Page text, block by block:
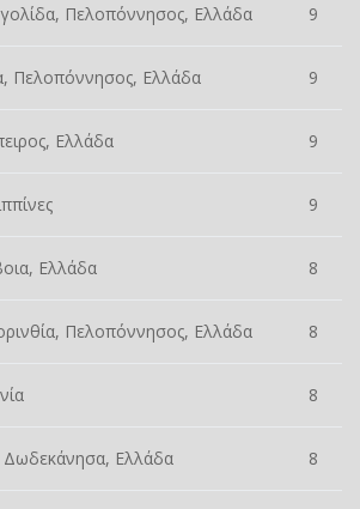
Πελοπόννησος, Ελλάδα 9
Πελοπόννησος, Ελλάδα 9
Ελλάδα 9
9
Ελλάδα 8
Πελοπόννησος, Ελλάδα 8
8
Δωδεκάνησα, Ελλάδα 8